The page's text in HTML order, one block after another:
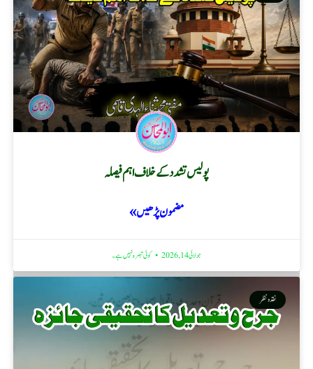
پولیس تشدد کے خلاف اہم فیصلہ
مضمون پڑھیں »
جولائی 14, 2026 کوئی تبصرہ نہیں ہے۔
نقد ونظر